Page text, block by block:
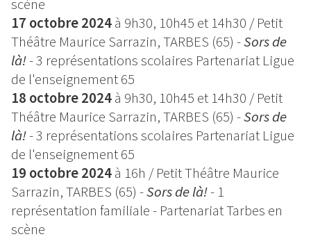
scène
17 octobre 2024à 9h30, 10h45 et 14h30 / Petit
Théâtre Maurice Sarrazin, TARBES (65) -Sors de
là!-3 représentations scolaires Partenariat Ligue
de l'enseignement 65
18 octobre 2024à 9h30, 10h45 et 14h30 / Petit
Théâtre Maurice Sarrazin, TARBES (65) -Sors de
là!-3 représentations scolaires Partenariat Ligue
de l'enseignement 65
19 octobre 2024à 16h / Petit Théâtre Maurice
Sarrazin, TARBES (65) -Sors de là!- 1
représentation familiale - Partenariat Tarbes en
scène